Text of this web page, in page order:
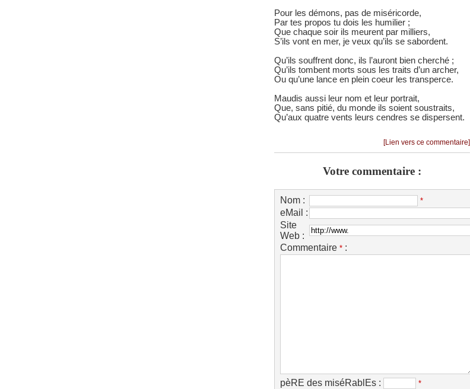
Pour les démons, pas de miséricorde,
Par tes propos tu dois les humilier ;
Que chaque soir ils meurent par milliers,
S’ils vont en mer, je veux qu’ils se sabordent.
Qu’ils souffrent donc, ils l’auront bien cherché ;
Qu’ils tombent morts sous les traits d’un archer,
Ou qu’une lance en plein coeur les transperce.
Maudis aussi leur nom et leur portrait,
Que, sans pitié, du monde ils soient soustraits,
Qu’aux quatre vents leurs cendres se dispersent.
[Lien vers ce commentaire]
Votre commentaire :
Nom : *
eMail :
Site
Web :
Commentaire * :
pèRE des miséRablEs :
*